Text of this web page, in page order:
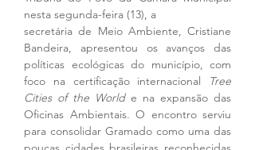
nesta segunda-feira (13), a
secretária de Meio Ambiente, Cristiane
Bandeira, apresentou os avanços das
políticas ecológicas do município, com
foco na certificação internacional
Tree
Cities of the World e na expansão das
Oficinas Ambientais. O encontro serviu
para consolidar Gramado como uma das